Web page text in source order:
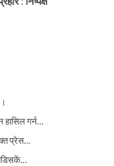
हासिल गर्न…
प्रेस…